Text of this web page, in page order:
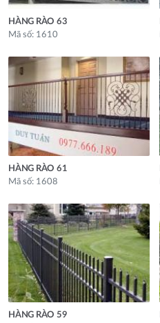
HÀNG RÀO 63
Mã số: 1610
HÀNG RÀO 61
Mã số: 1608
HÀNG RÀO 59